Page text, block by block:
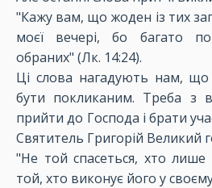
"Кажу вам, що жоден із тих
моєї вечері, бо багато
обраних" (Лк. 14:24).
Ці слова нагадують нам,
бути покликаним. Треба з
прийти до Господа і брати
Святитель Григорій Великий
"Не той спасеться, хто
той, хто виконує його у